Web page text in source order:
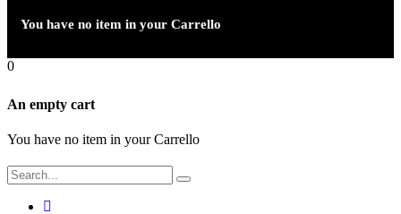
You have no item in your Carrello
0
An empty cart
You have no item in your Carrello